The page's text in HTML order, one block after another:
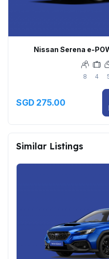
Nissan Serena e-
8 4
SGD 275.00
Similar Listings